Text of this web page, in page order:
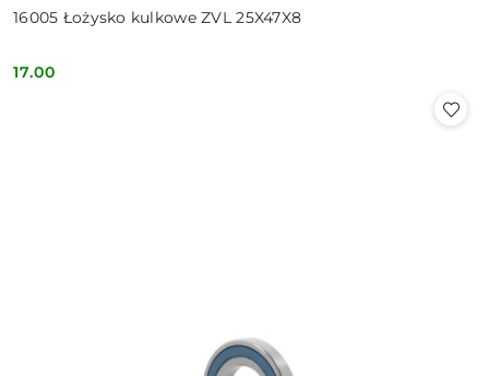
16005 Łożysko kulkowe ZVL 25X47X8
Cena:
17.00